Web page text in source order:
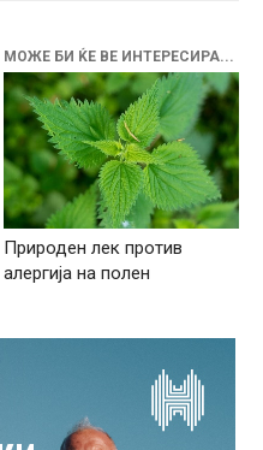
МОЖЕ БИ ЌЕ ВЕ ИНТЕРЕСИРА...
Природен лек против
алергија на полен